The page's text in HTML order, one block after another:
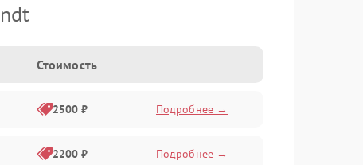
Стоимость
2500 ₽ Подробнее →
2200 ₽ Подробнее →